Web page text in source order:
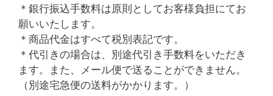
＊銀行振込手数料は原則としてお客様負担にてお
願いいたします。
＊商品代金はすべて税別表記です。
＊代引きの場合は、別途代引き手数料をいただき
ます。また、メール便で送ることができません。
（別途宅急便の送料がかかります。）